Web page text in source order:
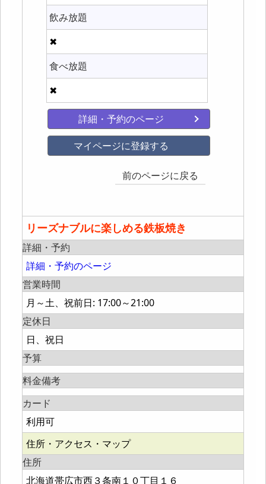
飲み放題
✖
食べ放題
✖
詳細・予約のページ
マイページに登録する
前のページに戻る
リーズナブルに楽しめる鉄板焼き
詳細・予約
詳細・予約のページ
営業時間
月～土、祝前日: 17:00～21:00
定休日
日、祝日
予算
料金備考
カード
利用可
住所・アクセス・マップ
住所
北海道帯広市西３条南１０丁目１６